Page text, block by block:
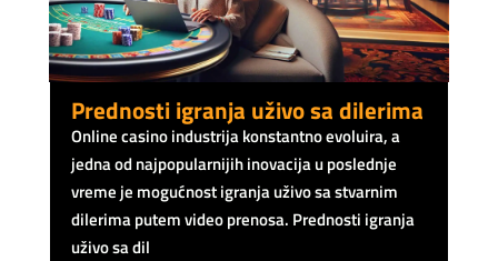
Prednosti igranja uživo sa dilerima
Online casino industrija konstantno evoluira, a
jedna od najpopularnijih inovacija u poslednje
vreme je mogućnost igranja uživo sa stvarnim
dilerima putem video prenosa. Prednosti igranja
uživo sa dil